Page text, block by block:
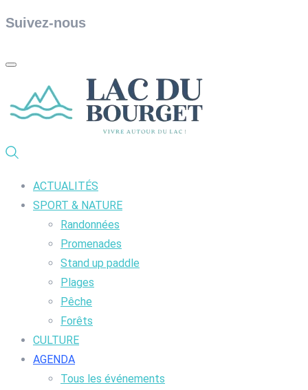
Suivez-nous
ACTUALITÉS
SPORT & NATURE
Randonnées
Promenades
Stand up paddle
Plages
Pêche
Forêts
CULTURE
AGENDA
Tous les événements